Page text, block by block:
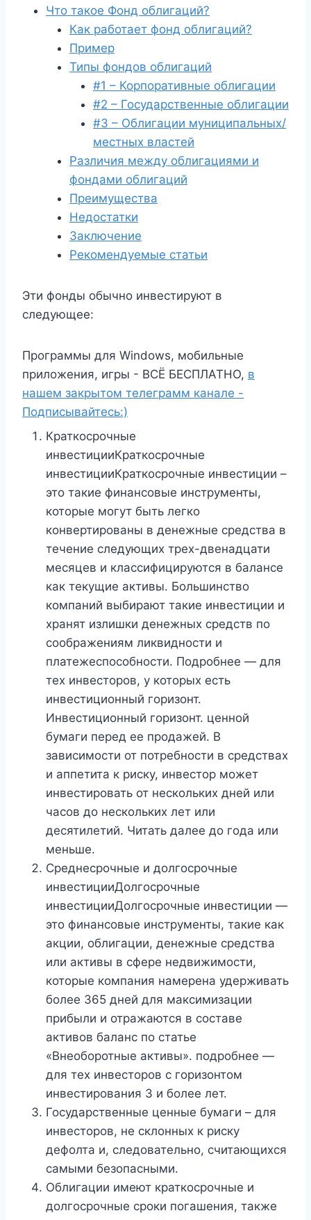
Что такое Фонд облигаций?
Как работает фонд облигаций?
Пример
Типы фондов облигаций
#1 – Корпоративные облигации
#2 – Государственные облигации
#3 – Облигации муниципальных/
местных властей
Различия между облигациями и
фондами облигаций
Преимущества
Недостатки
Заключение
Рекомендуемые статьи
Эти фонды обычно инвестируют в
следующее:
Программы для Windows, мобильные
приложения, игры - ВСЁ БЕСПЛАТНО, в
нашем закрытом телеграмм канале -
Подписывайтесь:)
Краткосрочные
инвестицииКраткосрочные
инвестицииКраткосрочные инвестиции –
это такие финансовые инструменты,
которые могут быть легко
конвертированы в денежные средства в
течение следующих трех-двенадцати
месяцев и классифицируются в балансе
как текущие активы. Большинство
компаний выбирают такие инвестиции и
хранят излишки денежных средств по
соображениям ликвидности и
платежеспособности. Подробнее — для
тех инвесторов, у которых есть
инвестиционный горизонт.
Инвестиционный горизонт. ценной
бумаги перед ее продажей. В
зависимости от потребности в средствах
и аппетита к риску, инвестор может
инвестировать от нескольких дней или
часов до нескольких лет или
десятилетий. Читать далее до года или
меньше.
Среднесрочные и долгосрочные
инвестицииДолгосрочные
инвестицииДолгосрочные инвестиции —
это финансовые инструменты, такие как
акции, облигации, денежные средства
или активы в сфере недвижимости,
которые компания намерена удерживать
более 365 дней для максимизации
прибыли и отражаются в составе
активов баланс по статье
«Внеоборотные активы». подробнее —
для тех инвесторов с горизонтом
инвестирования 3 и более лет.
Государственные ценные бумаги – для
инвесторов, не склонных к риску
дефолта и, следовательно, считающихся
самыми безопасными.
Облигации имеют краткосрочные и
долгосрочные сроки погашения, также